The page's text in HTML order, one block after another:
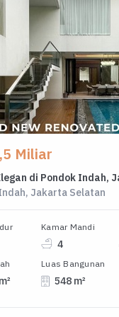
Miliar
Jakarta Selatan
Kamar Mandi
4
Luas Bangunan
548 m²